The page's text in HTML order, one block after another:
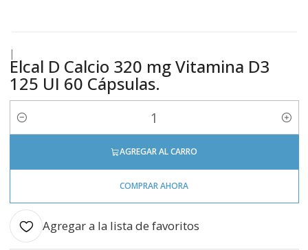
|
Elcal D Calcio 320 mg Vitamina D3
125 UI 60 Cápsulas.
Cantidad
AGREGAR AL CARRO
COMPRAR AHORA
Agregar a la lista de favoritos